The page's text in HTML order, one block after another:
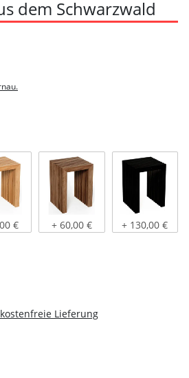
dem Schwarzwald
hell geölt
€ Eiche dunkel geölt
+ 60,00 € schwarz
+ 130,00 €
Lieferung